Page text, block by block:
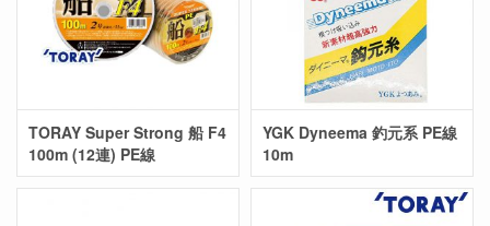
TORAY Super Strong 船 F4
100m (12連) PE線
YGK Dyneema 釣元系 PE線
10m